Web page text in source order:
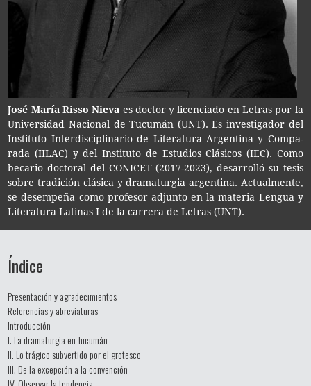
José María Risso Nieva es doc­tor y licen­cia­do en Letras por la
Uni­ver­si­dad Nacio­nal de Tucu­mán (UNT). Es inves­ti­ga­dor del
Ins­ti­tu­to Inter­dis­ci­pli­na­rio de Lite­ra­tu­ra Argen­ti­na y Com­pa­
ra­da (IILAC) y del Ins­ti­tu­to de Estu­dios Clá­si­cos (IEC). Como
beca­rio doc­to­ral del CONI­CET (2017-​2023), desa­rro­lló su tesis
sobre tra­di­ción clá­si­ca y dra­ma­tur­gia argen­ti­na. Actual­men­te,
se desem­pe­ña como pro­fe­sor adjun­to en la mate­ria Len­gua y
Lite­ra­tu­ra Lati­nas I de la carre­ra de Letras (UNT).
Índice
Presentación y agradecimientos
Referencias y abreviaturas
Introducción
I. La dramaturgia en Tucumán
II. Lo trágico subvertido por el grotesco
III. De la excepción a la convención